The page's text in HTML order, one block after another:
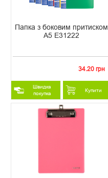
Папка з боковим притиском
А5 Е31222
34.20 грн
Швидка
покупка
Купити